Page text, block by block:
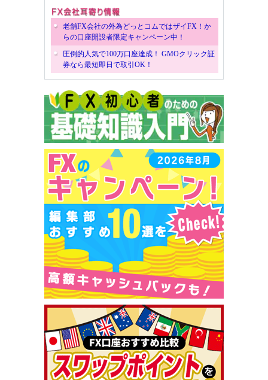
老舗FX会社の外為どっとコムではザイFX！か
らの口座開設者限定キャンペーン中！
圧倒的人気で100万口座達成！ GMOクリック証
券なら最短即日で取引OK！